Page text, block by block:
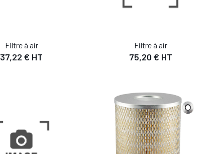
Filtre à air
37,22 € HT
Filtre à air
75,20 € HT
AJOUTER AU PANIER